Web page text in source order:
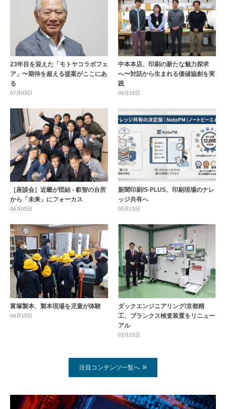
23年目を迎えた「モトヤコラボフェ
ア」〜期待を超える提案がここにあ
る
07月03日
中本本店、印刷の新たな魅力探求
へ〜対話から生まれる価値協創を実
践
06月15日
［座談会］近畿が団結 - 叡智の台所
から「未来」にフォーカス
06月05日
新聞印刷/S-PLUS、印刷現場のナレ
ッジ共有へ
05月15日
富塚製本、製本現場を児童が体験
04月15日
ダックエンジニアリング/京都精
工、ブランクス検査装置をリニュー
アル
03月15日
注目コンテンツ一覧へ